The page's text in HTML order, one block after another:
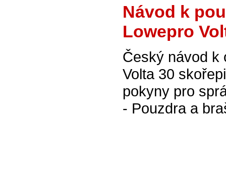
Návod k
Lowepro
Český návod k
Volta 30
pokyny pro
- Pouzdra a